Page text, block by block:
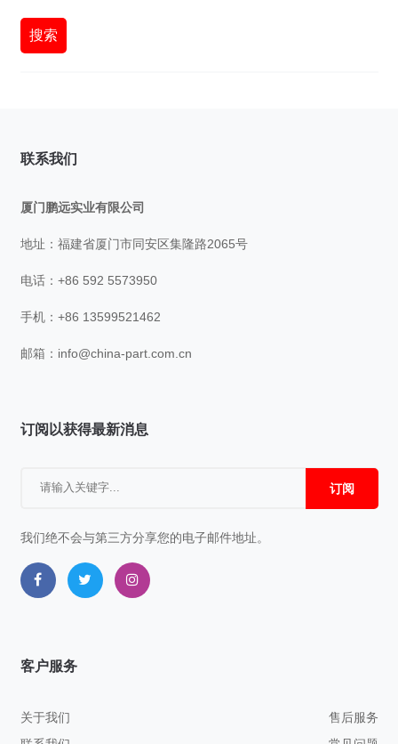
搜索
联系我们
厦门鹏远实业有限公司
地址：福建省厦门市同安区集隆路2065号
电话：+86 592 5573950
手机：+86 13599521462
邮箱： info@china-part.com.cn
订阅以获得最新消息
订阅
我们绝不会与第三方分享您的电子邮件地址。
客户服务
关于我们
售后服务